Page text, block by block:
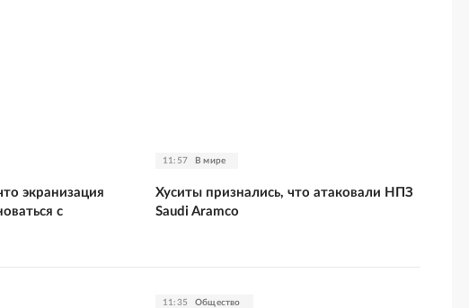
экранизация
с
11:57 В мире
Хуситы признались, что атаковали НПЗ
Saudi Aramco
11:35 Общество